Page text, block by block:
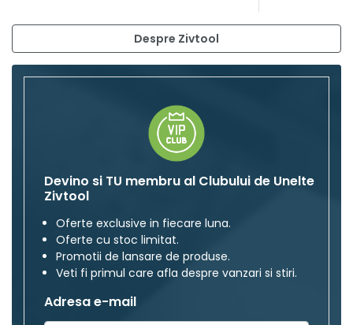
Despre Zivtool
Devino si TU membru al Clubului de Unelte
Zivtool
Oferte exclusive in fiecare luna.
Oferte cu stoc limitat.
Promotii de lansare de produse.
Veti fi primul care afla despre vanzari si stiri.
Adresa e-mail